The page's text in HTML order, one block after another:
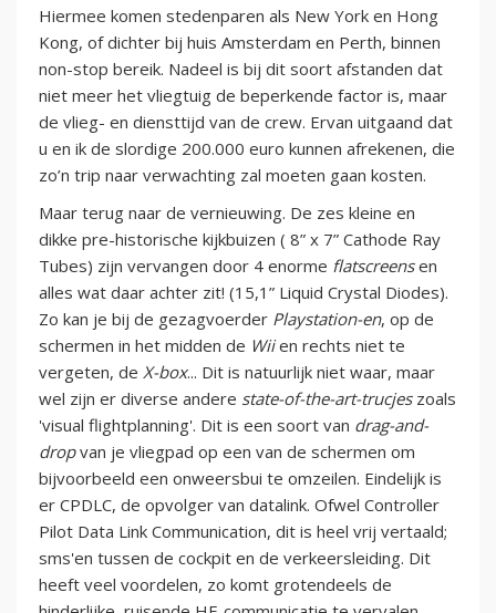
Hiermee komen stedenparen als New York en Hong
Kong, of dichter bij huis Amsterdam en Perth, binnen
non-stop bereik. Nadeel is bij dit soort afstanden dat
niet meer het vliegtuig de beperkende factor is, maar
de vlieg- en diensttijd van de crew. Ervan uitgaand dat
u en ik de slordige 200.000 euro kunnen afrekenen, die
zo’n trip naar verwachting zal moeten gaan kosten.
Maar terug naar de vernieuwing. De zes kleine en
dikke pre-historische kijkbuizen ( 8” x 7” Cathode Ray
Tubes) zijn vervangen door 4 enorme flatscreensen
alles wat daar achter zit! (15,1” Liquid Crystal Diodes).
Zo kan je bij de gezagvoerder Playstation-en, op de
schermen in het midden de Wiien rechts niet te
vergeten, de X-box... Dit is natuurlijk niet waar, maar
wel zijn er diverse andere state-of-the-art-trucjeszoals
'visual flightplanning'. Dit is een soort van drag-and-
dropvan je vliegpad op een van de schermen om
bijvoorbeeld een onweersbui te omzeilen. Eindelijk is
er CPDLC, de opvolger van datalink. Ofwel Controller
Pilot Data Link Communication, dit is heel vrij vertaald;
sms'en tussen de cockpit en de verkeersleiding. Dit
heeft veel voordelen, zo komt grotendeels de